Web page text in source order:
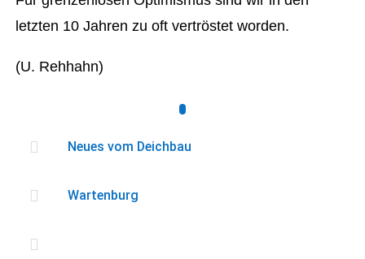
letzten 10 Jahren zu oft vertröstet worden.
(U. Rehhahn)
 Neues vom Deichbau
 Wartenburg
